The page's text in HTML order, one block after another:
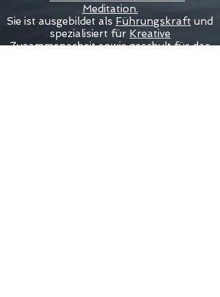
Meditation.
Sie ist ausgebildet als Führungskraft und
spezialisiert für Kreative
Zusammenarbeitsowiegeschult für das